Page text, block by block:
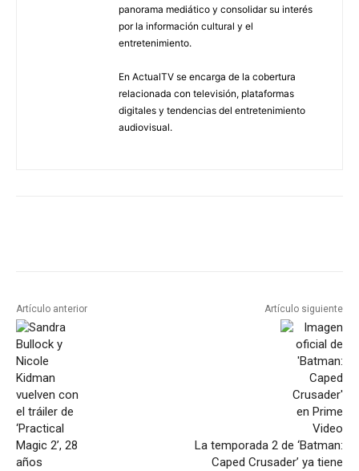
panorama mediático y consolidar su interés
por la información cultural y el
entretenimiento.
En ActualTV se encarga de la cobertura
relacionada con televisión, plataformas
digitales y tendencias del entretenimiento
audiovisual.
Artículo anterior Artículo siguiente
La temporada 2 de ‘Batman:
Caped Crusader’ ya tiene